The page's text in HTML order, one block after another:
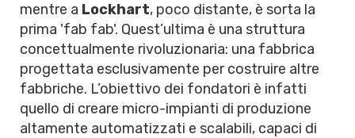
mentre a Lockhart, poco distante, è sorta la
prima 'fab fab'. Quest’ultima è una struttura
concettualmente rivoluzionaria: una fabbrica
progettata esclusivamente per costruire altre
fabbriche. L’obiettivo dei fondatori è infatti
quello di creare micro-impianti di produzione
altamente automatizzati e scalabili, capaci di